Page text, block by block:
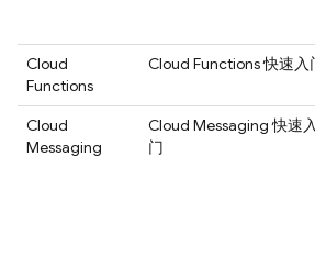
Cloud
Functions
Cloud Functions快速入
Cloud
Messaging
Cloud Messaging快速入
门